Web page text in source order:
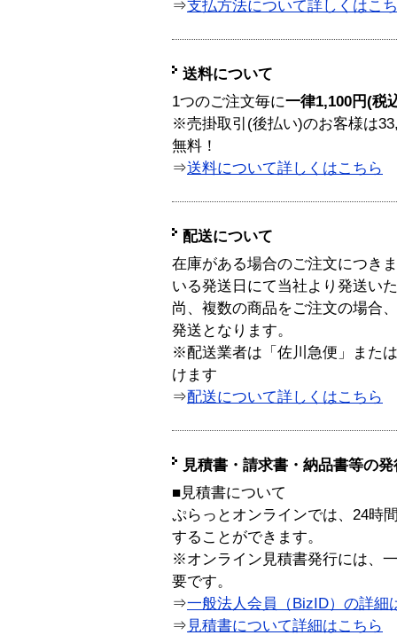
⇒支払方法について詳しくはこ
送料について
1つのご注文毎に一律1,100円(税
※売掛取引(後払い)のお客様は
無料！
⇒送料について詳しくはこちら
配送について
在庫がある場合のご注文につき
いる発送日にて当社より発送い
尚、複数の商品をご注文の場合
発送となります。
※配送業者は「佐川急便」また
けます
⇒配送について詳しくはこちら
見積書・請求書・納品書等の
■見積書について
ぷらっとオンラインでは、24時
することができます。
※オンライン見積書発行には、
要です。
⇒一般法人会員（BizID）の詳細
⇒ 見積書について詳細はこちら